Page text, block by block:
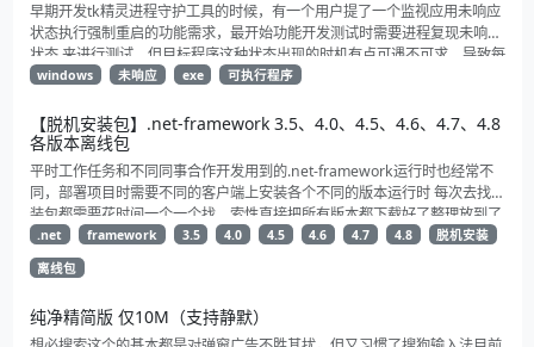
早期开发tk精灵进程守护工具的时候，有一个用户提了一个监视应用未响应
状态执行强制重启的功能需求，最开始功能开发测试时需要进程复现未响应
状态 来进行测试，但目标程序这种状态出现的时机有点可遇不可求，导致每
次功能验证和测试都比较麻烦，于是就自己花了点时间写了个启动就直接未
windows 未响应 exe 可执行程序
【脱机安装包】.net-framework 3.5、4.0、4.5、4.6、4.7、4.8
各版本离线包
平时工作任务和不同同事合作开发用到的.net-framework运行时也经常不
同，部署项目时需要不同的客户端上安装各个不同的版本运行时 每次去找安
装包都需要花时间一个一个找，索性直接把所有版本都下载好了整理放到了
一起方便以后下载和转存。 其中包含了自.net 3.5以来3.5、4.0、4.5、
4.6、4.7、4.8各个版本发布的的运行时离线安装包
.net framework 3.5 4.0 4.5 4.6 4.7 4.8
脱机安装
离线包
纯净精简版 仅10M（支持静默）